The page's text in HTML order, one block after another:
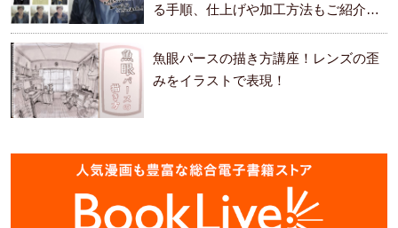
る手順、仕上げや加工方法もご紹介し
ます。
魚眼パースの描き方講座！レンズの歪
みをイラストで表現！